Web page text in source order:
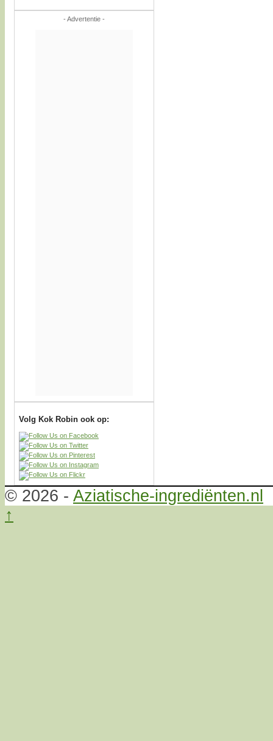
- Advertentie -
Volg Kok Robin ook op:
© 2026 - Aziatische-ingrediënten.nl
↑